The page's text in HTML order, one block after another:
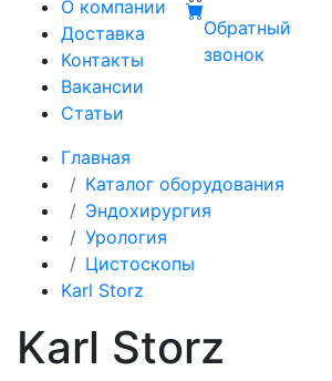
О компании
Доставка
Контакты
Вакансии
Статьи
Обратный
звонок
Главная
Каталог оборудования
Эндохирургия
Урология
Цистоскопы
Karl Storz
Karl Storz